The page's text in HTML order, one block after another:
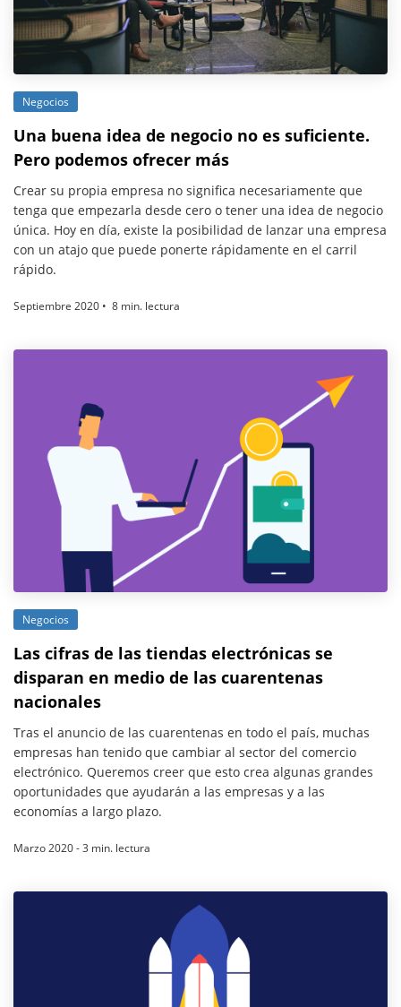
Negocios
Una buena idea de negocio no es suficiente.
Pero podemos ofrecer más
Crear su propia empresa no significa necesariamente que
tenga que empezarla desde cero o tener una idea de negocio
única. Hoy en día, existe la posibilidad de lanzar una empresa
con un atajo que puede ponerte rápidamente en el carril
rápido.
Septiembre 2020 • 8 min. lectura
Negocios
Las cifras de las tiendas electrónicas se
disparan en medio de las cuarentenas
nacionales
Tras el anuncio de las cuarentenas en todo el país, muchas
empresas han tenido que cambiar al sector del comercio
electrónico. Queremos creer que esto crea algunas grandes
oportunidades que ayudarán a las empresas y a las
economías a largo plazo.
Marzo 2020 - 3 min. lectura